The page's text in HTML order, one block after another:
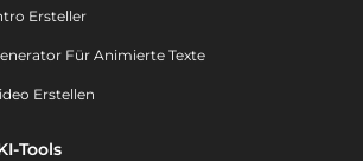
Ersteller
Für Animierte Texte
Erstellen
Tools